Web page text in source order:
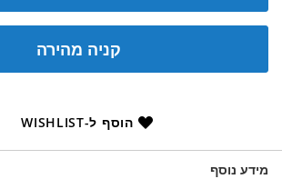
קניה מהירה
הוסף ל-WISHLIST
מידע נוסף